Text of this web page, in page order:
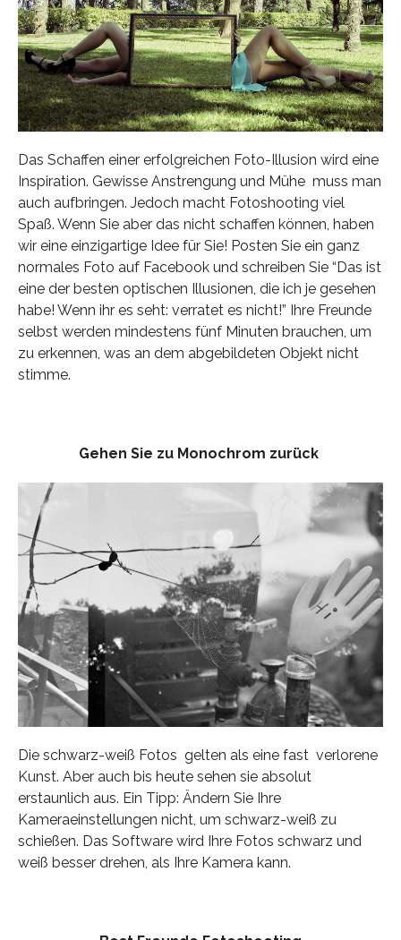
Das Schaffen einer erfolgreichen Foto-Illusion wird eine
Inspiration. Gewisse Anstrengung und Mühe muss man
auch aufbringen. Jedoch macht Fotoshooting viel
Spaß. Wenn Sie aber das nicht schaffen können, haben
wir eine einzigartige Idee für Sie! Posten Sie ein ganz
normales Foto auf Facebook und schreiben Sie “Das ist
eine der besten optischen Illusionen, die ich je gesehen
habe! Wenn ihr es seht: verratet es nicht!” Ihre Freunde
selbst werden mindestens fünf Minuten brauchen, um
zu erkennen, was an dem abgebildeten Objekt nicht
stimme.
Gehen Sie zu Monochrom zurück
Die schwarz-weiß Fotos gelten als eine fast verlorene
Kunst. Aber auch bis heute sehen sie absolut
erstaunlich aus. Ein Tipp: Ändern Sie Ihre
Kameraeinstellungen nicht, um schwarz-weiß zu
schießen. Das Software wird Ihre Fotos schwarz und
weiß besser drehen, als Ihre Kamera kann.